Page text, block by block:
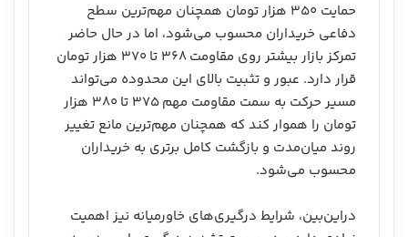
حمایت ۳۵۰ هزار تومان همچنان مهم‌ترین سطح
دفاعی خریداران محسوب می‌شود، اما در حال حاضر
تمرکز بازار بیشتر روی مقاومت ۳۶۸ تا ۳۷۰ هزار تومان
قرار دارد. عبور و تثبیت بالای این محدوده می‌تواند
مسیر حرکت به سمت مقاومت مهم ۳۷۵ تا ۳۸۰ هزار
تومان را هموار کند که همچنان مهم‌ترین مانع تغییر
روند میان‌مدت و بازگشت کامل برتری به خریداران
محسوب می‌شود.
دراین‌بین، شرایط درگیری‌های خاورمیانه نیز اهمیت